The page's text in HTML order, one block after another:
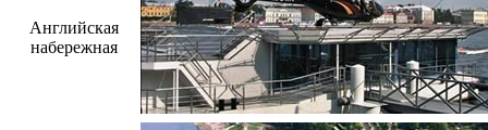
Английская
набережная